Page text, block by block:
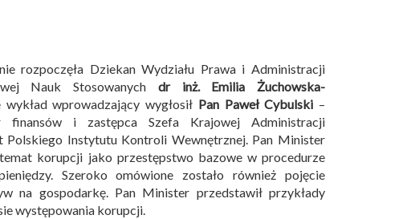
rozpoczęła Dziekan Wydziału Prawa i Administracji
Nauk Stosowanych dr inż. Emilia Żuchowska-
wprowadzający wygłosił Pan Paweł Cybulski –
finansów i zastępca Szefa Krajowej Administracji
Polskiego Instytutu Kontroli Wewnętrznej. Pan Minister
korupcji jako przestępstwo bazowe w procedurze
Szeroko omówione zostało również pojęcie
na gospodarkę. Pan Minister przedstawił przykłady
występowania korupcji.